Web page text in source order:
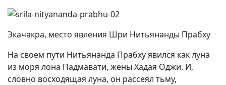
Экачакра, место явления Шри Нитьянанды Прабху
На своем пути Нитьянанда Прабху явился как луна
из моря лона Падмавати, жены Хадая Оджи. И,
словно восходящая луна, он рассеял тьму,